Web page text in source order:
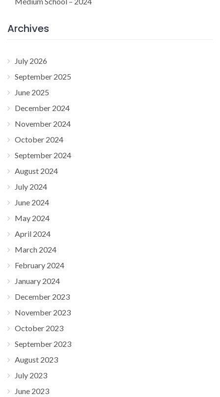
Archives
July 2026
September 2025
June 2025
December 2024
November 2024
October 2024
September 2024
August 2024
July 2024
June 2024
May 2024
April 2024
March 2024
February 2024
January 2024
December 2023
November 2023
October 2023
September 2023
August 2023
July 2023
June 2023